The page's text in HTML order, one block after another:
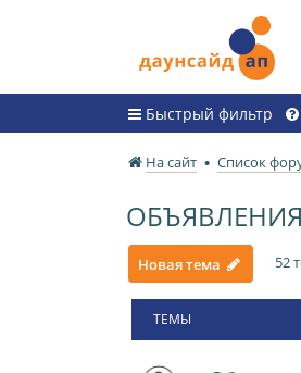
Быстрый фильтр
На сайт Список
ОБЪЯВЛЕНИЯ
Новая тема 52
ТЕМЫ